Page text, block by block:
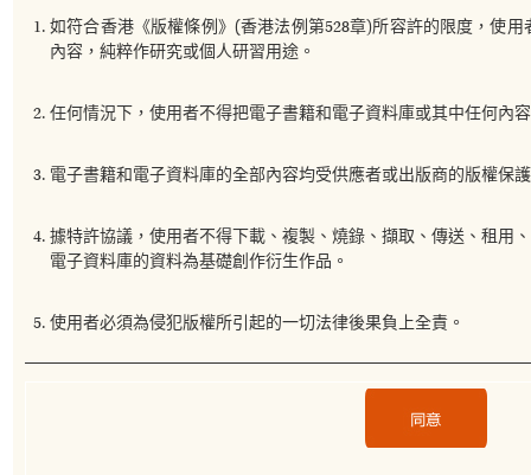
如符合香港《版權條例》(香港法例第528章)所容許的限度，使
內容，純粹作研究或個人研習用途。
任何情況下，使用者不得把電子書籍和電子資料庫或其中任何內
電子書籍和電子資料庫的全部內容均受供應者或出版商的版權保
據特許協議，使用者不得下載、複製、燒錄、擷取、傳送、租用
電子資料庫的資料為基礎創作衍生作品。
使用者必須為侵犯版權所引起的一切法律後果負上全責。